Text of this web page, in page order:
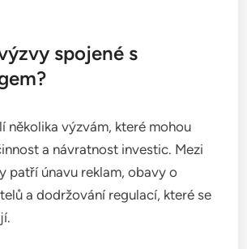
reklamních kreativit
retargetingové kampaně budou
atraktivní a relevantní reklamy,
segmenty publika.
různými formáty, jako jsou videa,
reklamy, abyste zjistili, co